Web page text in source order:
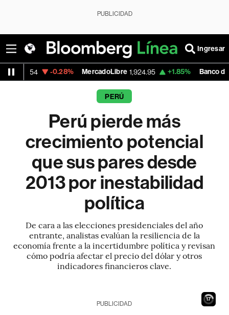
PUBLICIDAD
Ingresar
MercadoLibre 1,924.95 +1.85% Banco de Bogota
PERÚ
Perú pierde más
crecimiento potencial
que sus pares desde
2013 por inestabilidad
política
De cara a las elecciones presidenciales del año
entrante, analistas evalúan la resiliencia de la
economía frente a la incertidumbre política y revisan
cómo podría afectar el precio del dólar y otros
indicadores financieros clave.
16
PUBLICIDAD